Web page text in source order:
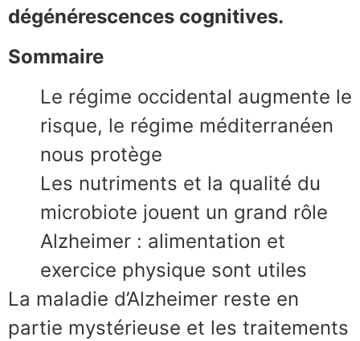
dégénérescences cognitives.
Sommaire
Le régime occidental augmente le
risque, le régime méditerranéen
nous protège
Les nutriments et la qualité du
microbiote jouent un grand rôle
Alzheimer : alimentation et
exercice physique sont utiles
La maladie d’Alzheimer reste en
partie mystérieuse et les traitements